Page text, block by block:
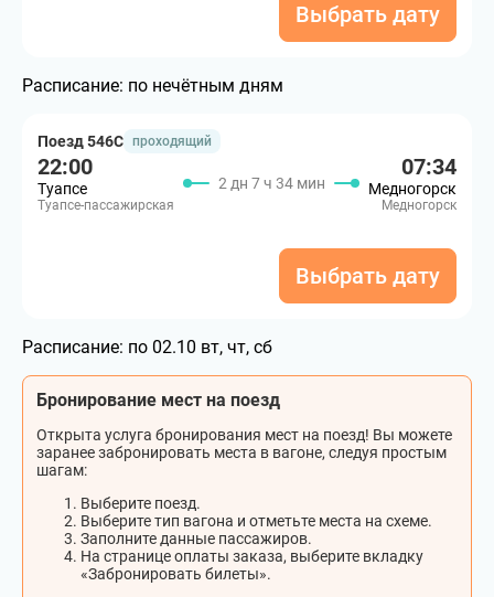
Выбрать дату
Расписание: по нечётным дням
Поезд 546С проходящий
22:00
Туапсе
Туапсе-пассажирская
2 дн 7 ч 34 мин
07:34
Медногорск
Медногорск
Выбрать дату
Расписание: по 02.10 вт, чт, сб
Бронирование мест на поезд
Открыта услуга бронирования мест на поезд! Вы можете
заранее забронировать места в вагоне, следуя простым
шагам:
Выберите поезд.
Выберите тип вагона и отметьте места на схеме.
Заполните данные пассажиров.
На странице оплаты заказа, выберите вкладку
«Забронировать билеты».